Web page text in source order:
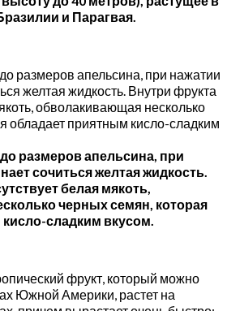
и Парагвая.
размеров апельсина, при
сочиться желтая жидкость.
белая мякоть,
черных семян, которая
сладким вкусом.